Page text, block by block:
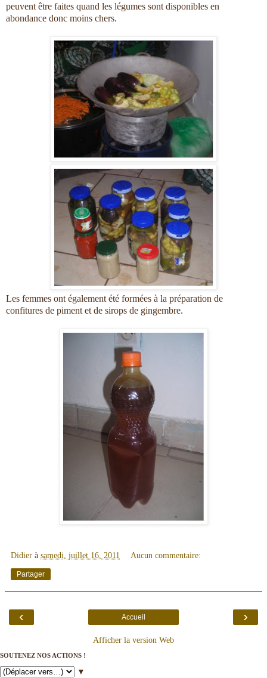
peuvent être faites quand les légumes sont disponibles en
abondance donc moins chers.
Les femmes ont également été formées à la préparation de
confitures de piment et de sirops de gingembre.
Didier à samedi, juillet 16, 2011 Aucun commentaire:
Partager
‹ ›
Accueil
Afficher la version Web
SOUTENEZ NOS ACTIONS !
▼